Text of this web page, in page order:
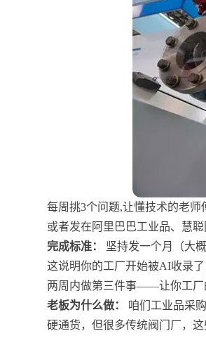
每周挑3个问题,让懂技术的老师
或者发在阿里巴巴工业品、慧
完成标准：
坚持发一个月（大
这说明你的工厂开始被AI收录了
两周内做第三件事——让你工厂
老板为什么做：
咱们工业品采
硬通货，但很多传统阀门厂，